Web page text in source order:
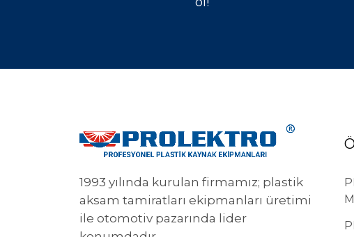
1993 yılında kurulan firmamız; plastik
aksam tamiratları ekipmanları üretimi
ile otomotiv pazarında lider